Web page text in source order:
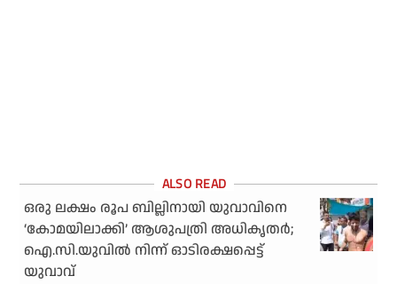
ഒരു ലക്ഷം രൂപ ബില്ലിനായി യുവാവിനെ
‘കോമയിലാക്കി’ ആശുപത്രി അധികൃതര്‍;
ഐ.സി.യുവില്‍ നിന്ന് ഓടിരക്ഷപ്പെട്ട്
യുവാവ്